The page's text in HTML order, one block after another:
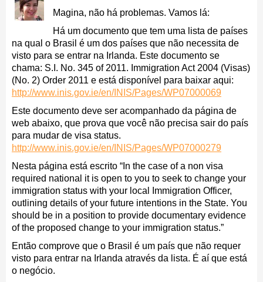
Magina, não há problemas. Vamos lá:
Há um documento que tem uma lista de países
na qual o Brasil é um dos países que não necessita de
visto para se entrar na Irlanda. Este documento se
chama: S.I. No. 345 of 2011. Immigration Act 2004 (Visas)
(No. 2) Order 2011 e está disponível para baixar aqui:
http://www.inis.gov.ie/en/INIS/Pages/WP07000069
Este documento deve ser acompanhado da página de
web abaixo, que prova que você não precisa sair do país
para mudar de visa status.
http://www.inis.gov.ie/en/INIS/Pages/WP07000279
Nesta página está escrito “In the case of a non visa
required national it is open to you to seek to change your
immigration status with your local Immigration Officer,
outlining details of your future intentions in the State. You
should be in a position to provide documentary evidence
of the proposed change to your immigration status.”
Então comprove que o Brasil é um país que não requer
visto para entrar na Irlanda através da lista. É aí que está
o negócio.